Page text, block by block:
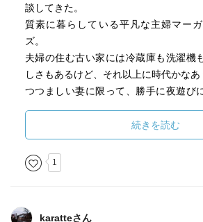
談してきた。
質素に暮らしている平凡な主婦マー
ズ。
夫婦の住む古い家には冷蔵庫も洗濯機
しさもあるけど、それ以上に時代かなあ
つつましい妻に限って、勝手に夜遊び
後に、牧草地で絞殺されているのが発見
ゆっくりした捜査のテンポ。
地域もあり、時代もあるんでしょうねえ
も、古典的。
続きを読む
1
karatteさん